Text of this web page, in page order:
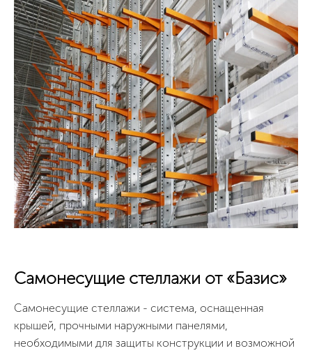
Самонесущие стеллажи от «Базис»
Самонесущие стеллажи - система, оснащенная
крышей, прочными наружными панелями,
необходимыми для защиты конструкции и возможной